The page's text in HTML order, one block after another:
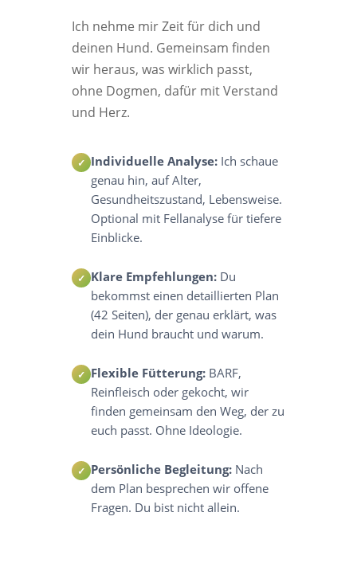
Ich nehme mir Zeit für dich und
deinen Hund. Gemeinsam finden
wir heraus, was wirklich passt,
ohne Dogmen, dafür mit Verstand
und Herz.
✓ Individuelle Analyse:Ich schaue
genau hin, auf Alter,
Gesundheitszustand, Lebensweise.
Optional mit Fellanalyse für tiefere
Einblicke.
✓ Klare Empfehlungen:Du
bekommst einen detaillierten Plan
(42 Seiten), der genau erklärt, was
dein Hund braucht und warum.
✓ Flexible Fütterung:BARF,
Reinfleisch oder gekocht, wir
finden gemeinsam den Weg, der zu
euch passt. Ohne Ideologie.
✓ Persönliche Begleitung:Nach
dem Plan besprechen wir offene
Fragen. Du bist nicht allein.